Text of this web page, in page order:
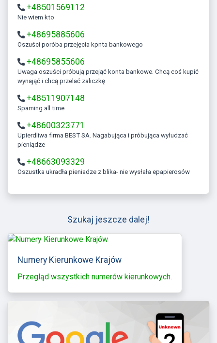
+48501569112
Nie wiem kto
+48695885606
Oszuści poróba przejęcia kpnta bankowego
+48695855606
Uwaga oszuści próbują przejąć konta bankowe. Chcą coś kupić
wynająć i chcą przelać zaliczkę
+48511907148
Spaming all time
+48600323771
Upierdliwa firma BEST SA. Nagabująca i próbująca wyłudzać
pieniądze
+48663093329
Oszustka ukradła pieniadze z blika- nie wysłała epapierosów
Szukaj jeszcze dalej!
Numery Kierunkowe Krajów
Przegląd wszystkich numerów kierunkowych.